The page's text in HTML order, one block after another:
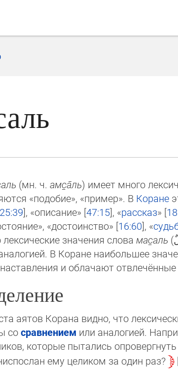
(мн. ч. амс̱а̄ль) имеет много
«подо­бие», «пример». В Коране
25:39], «описание» [47:15], «рассказ» [
«до­сто­инство» [16:60], «
лексические значения слова мас̱аль
В Коране наибольшее
и облачают
аятов Корана видно, что
сосравнением или аналогией.
ко­то­рые пытались
ему целиком за один раз?